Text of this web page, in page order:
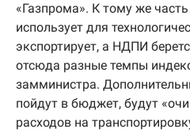
«Газпрома». К тому же
использует для
экспортирует, а НДПИ
отсюда разные темпы
замминистра.
пойдут в бюджет, будут
расходов на